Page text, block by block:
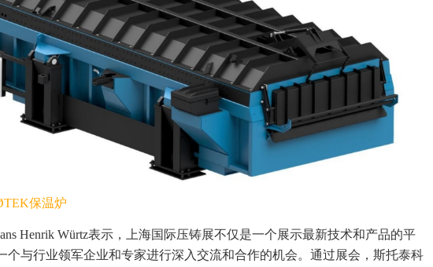
保温炉
Henrik Würtz表示，上海国际压铸展不仅是一个展示最新技术和产品的平
个与行业领军企业和专家进行深入交流和合作的机会。通过展会，斯托泰科